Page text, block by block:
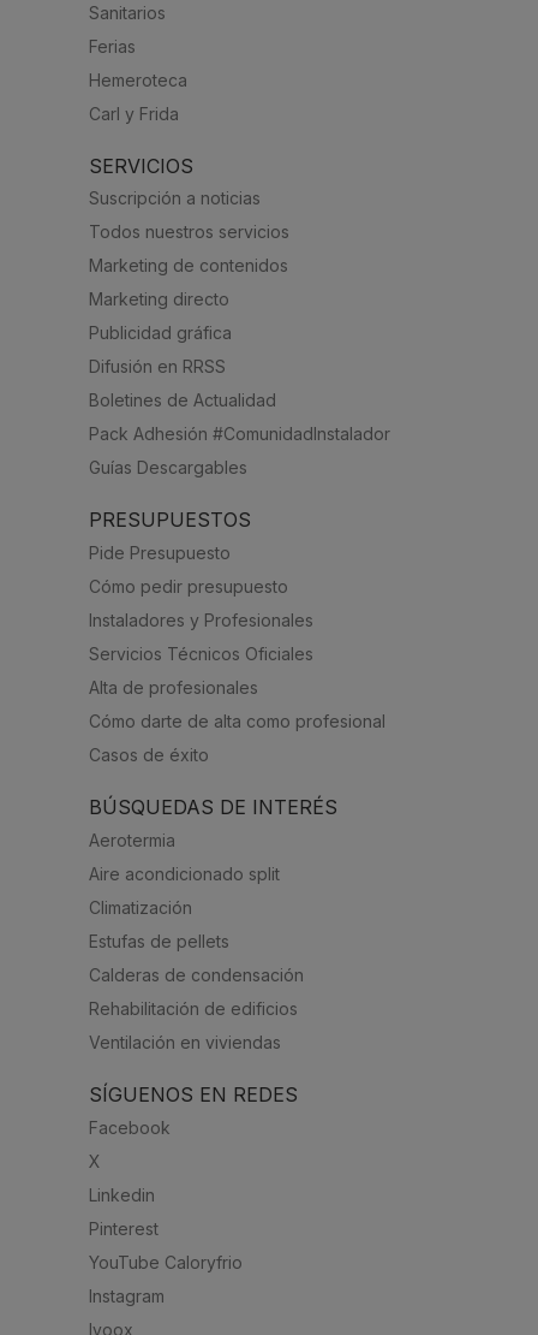
Sanitarios
Ferias
Hemeroteca
Carl y Frida
SERVICIOS
Suscripción a noticias
Todos nuestros servicios
Marketing de contenidos
Marketing directo
Publicidad gráfica
Difusión en RRSS
Boletines de Actualidad
Pack Adhesión #ComunidadInstalador
Guías Descargables
PRESUPUESTOS
Pide Presupuesto
Cómo pedir presupuesto
Instaladores y Profesionales
Servicios Técnicos Oficiales
Alta de profesionales
Cómo darte de alta como profesional
Casos de éxito
BÚSQUEDAS DE INTERÉS
Aerotermia
Aire acondicionado split
Climatización
Estufas de pellets
Calderas de condensación
Rehabilitación de edificios
Ventilación en viviendas
SÍGUENOS EN REDES
Facebook
X
Linkedin
Pinterest
YouTube Caloryfrio
Instagram
Ivoox